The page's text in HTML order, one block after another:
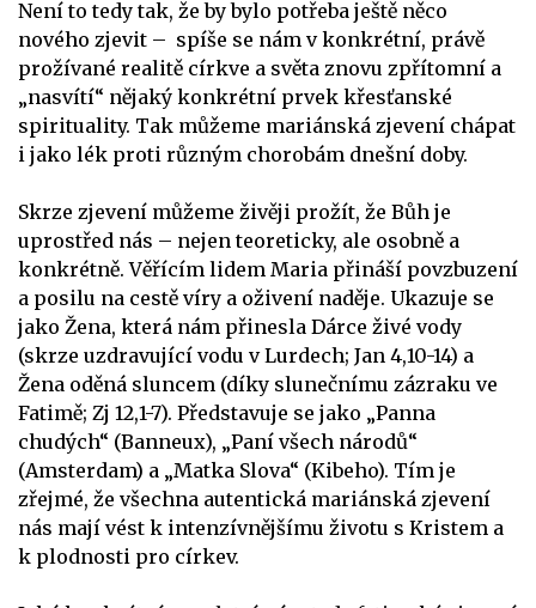
Není to tedy tak, že by bylo potřeba ještě něco
nového zjevit – spíše se nám v konkrétní, právě
prožívané realitě církve a světa znovu zpřítomní a
„nasvítí“ nějaký konkrétní prvek křesťanské
spirituality. Tak můžeme mariánská zjevení chápat
i jako lék proti různým chorobám dnešní doby.
Skrze zjevení můžeme živěji prožít, že Bůh je
uprostřed nás – nejen teoreticky, ale osobně a
konkrétně. Věřícím lidem Maria přináší povzbuzení
a posilu na cestě víry a oživení naděje. Ukazuje se
jako Žena, která nám přinesla Dárce živé vody
(skrze uzdravující vodu v Lurdech; Jan 4,10-14) a
Žena oděná sluncem (díky slunečnímu zázraku ve
Fatimě; Zj 12,1-7). Představuje se jako „Panna
chudých“ (Banneux), „Paní všech národů“
(Amsterdam) a „Matka Slova“ (Kibeho). Tím je
zřejmé, že všechna autentická mariánská zjevení
nás mají vést k intenzívnějšímu životu s Kristem a
k plodnosti pro církev.